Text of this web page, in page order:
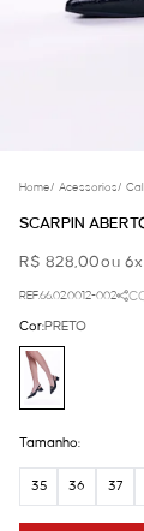
Home/ Acessorios/
SCARPIN
R$ 828,00ou
REF.66.02.0012-002
Cor:PRETO
Tamanho:
35 36 37